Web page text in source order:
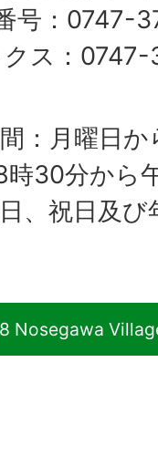
号：0747-
クス：
：月曜日か
時30分から
日、祝日及
Nosegawa